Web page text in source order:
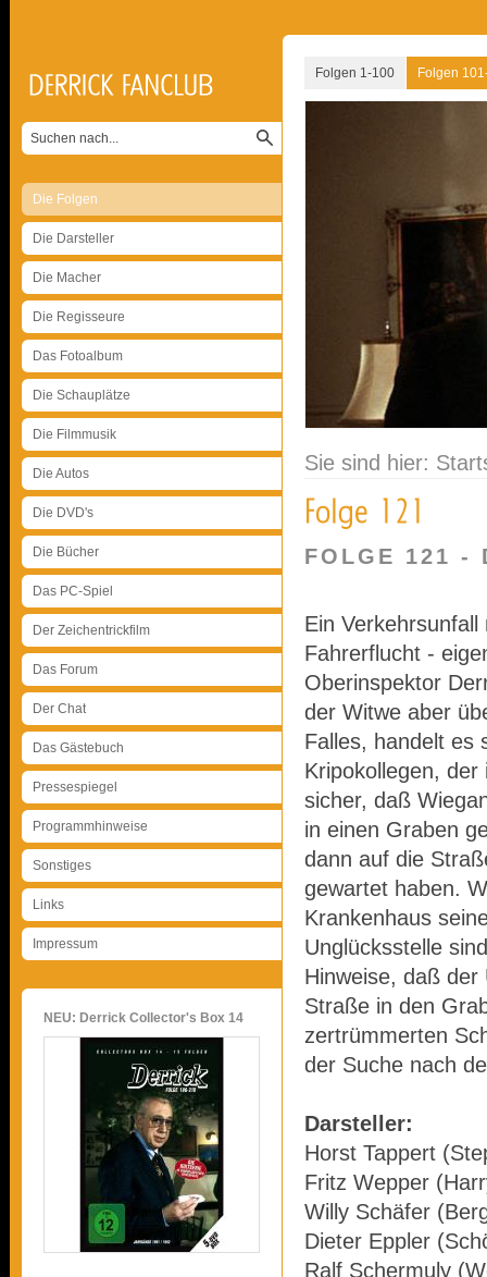
Die Folgen
Die Darsteller
Die Macher
Die Regisseure
Das Fotoalbum
Die Schauplätze
Die Filmmusik
Die Autos
Die DVD's
Die Bücher
Das PC-Spiel
Der Zeichentrickfilm
Das Forum
Der Chat
Das Gästebuch
Pressespiegel
Programmhinweise
Sonstiges
Links
Impressum
NEU: Derrick Collector's Box 14
Folgen 1-100 Folgen
Sie sind hier:
FOLGE 121 -
Ein
Fahrerflucht -
Oberinspektor
der Witwe aber
Falles, handelt es
Kripokollegen,
sicher, daß
in einen Graben
dann auf die
gewartet haben.
Krankenhaus
Unglücksstelle
Hinweise, daß
Straße in den
zertrümmerten
der Suche nach
Darsteller:
Horst Tappert
Fritz Wepper
Willy Schäfer
Dieter Eppler
Ralf Schermuly